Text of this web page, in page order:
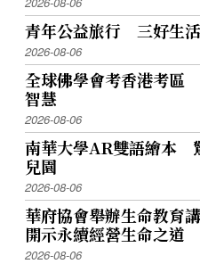
青年公益旅行 三好生
2026-08-06
全球佛學會考香港考區
智慧
2026-08-06
南華大學AR雙語繪本
兒園
2026-08-06
華府協會舉辦生命教育
開示永續經營生命之道
2026-08-06